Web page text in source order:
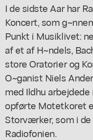
I de sidste Aar har
Koncert, som
Punkt i Musiklivet:
af et af H~ndels,
store Oratorier og
O~ganist Niels
med Ildhu
opførte Motetkoret
Storværker, som i
Radiofonien.